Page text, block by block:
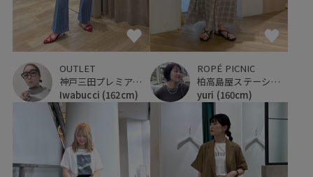
OUTLET
神戸三田プレミアム・アウトレット
Iwabucci (162cm)
ROPÉ PICNIC
柏高島屋ステーションモール
yuri (160cm)